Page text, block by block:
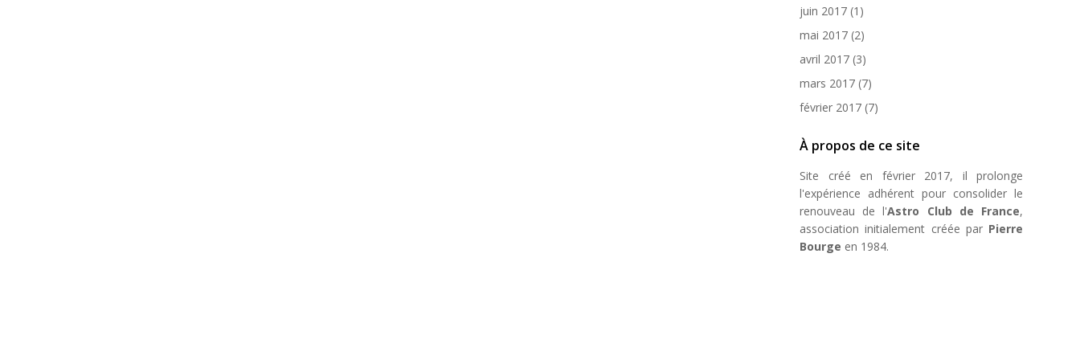
juin 2017 (1)
mai 2017 (2)
avril 2017 (3)
mars 2017 (7)
février 2017 (7)
À propos de ce site
Site créé en février 2017, il prolonge
l'expérience adhérent pour consolider le
renouveau de l'Astro Club de France,
association initialement créée par Pierre
Bourge en 1984.